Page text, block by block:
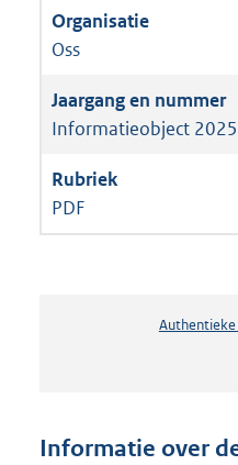
Oss
Informatieobject
PDF
Authentieke
Informatie over